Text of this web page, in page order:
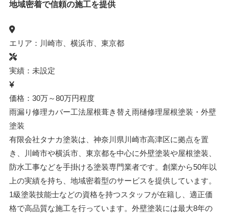
地域密着で信頼の施工を提供
エリア：川崎市、横浜市、東京都
実績：未設定
価格：30万～80万円程度
雨漏り修理カバー工法屋根葺き替え 雨樋修理屋根塗装・外壁
塗装
有限会社タナカ塗装は、神奈川県川崎市高津区に拠点を置
き、川崎市や横浜市、東京都を中心に外壁塗装や屋根塗装、
防水工事などを手掛ける塗装専門業者です。創業から50年以
上の実績を持ち、地域密着型のサービスを提供しています。
1級塗装技能士などの資格を持つスタッフが在籍し、適正価
格で高品質な施工を行っています。外壁塗装には最大8年の